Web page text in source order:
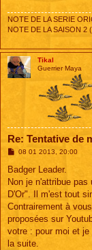
NOTE DE LA SERIE
NOTE DE LA SAISON 2
Tikal
Guerrier Maya
Re: Tentative de
M
s
a
g
08 01 2013, 20:00
Badger Leader.
Non je n'attribue
D'Or". Il m'est tout
Contrairement à
proposées sur
votre : pour moi et
la suite.